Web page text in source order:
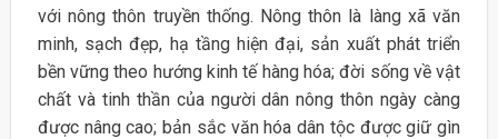
với nông thôn truyền thống. Nông thôn là làng xã văn
minh, sạch đẹp, hạ tầng hiện đại, sản xuất phát triển
bền vững theo hướng kinh tế hàng hóa; đời sống về vật
chất và tinh thần của người dân nông thôn ngày càng
được nâng cao; bản sắc văn hóa dân tộc được giữ gìn